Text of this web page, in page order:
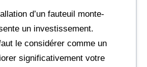
d’un fauteuil monte-
un investissement.
le considérer comme un
significativement votre